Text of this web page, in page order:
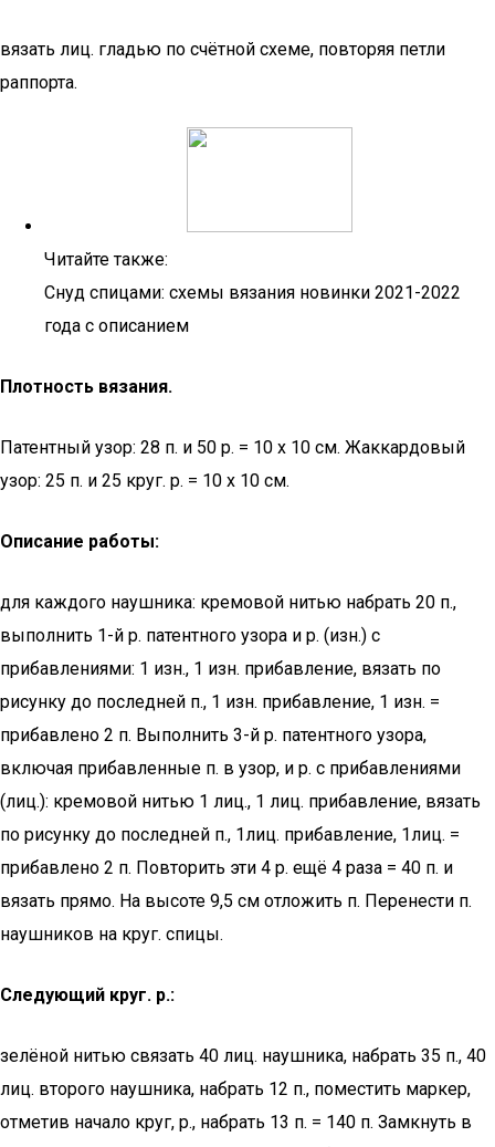
вязать лиц. гладью по счётной схеме, повторяя петли
раппорта.
Читайте также:
Снуд спицами: схемы вязания новинки 2021-2022
года с описанием
Плотность вязания.
Патентный узор: 28 п. и 50 р. = 10 х 10 см. Жаккардовый
узор: 25 п. и 25 круг. р. = 10 х 10 см.
Описание работы:
для каждого наушника: кремовой нитью набрать 20 п.,
выполнить 1-й р. патентного узора и р. (изн.) с
прибавлениями: 1 изн., 1 изн. прибавление, вязать по
рисунку до последней п., 1 изн. прибавление, 1 изн. =
прибавлено 2 п. Выполнить 3-й р. патентного узора,
включая прибавленные п. в узор, и р. с прибавлениями
(лиц.): кремовой нитью 1 лиц., 1 лиц. прибавление, вязать
по рисунку до последней п., 1лиц. прибавление, 1лиц. =
прибавлено 2 п. Повторить эти 4 р. ещё 4 раза = 40 п. и
вязать прямо. На высоте 9,5 см отложить п. Перенести п.
наушников на круг. спицы.
Следующий круг. р.:
зелёной нитью связать 40 лиц. наушника, набрать 35 п., 40
лиц. второго наушника, набрать 12 п., поместить маркер,
отметив начало круг, р., набрать 13 п. = 140 п. Замкнуть в